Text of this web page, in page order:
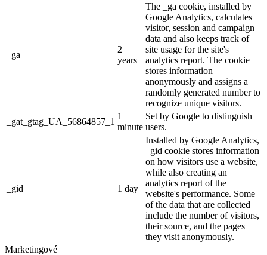
_ga
2
years
The _ga cookie, installed by
Google Analytics, calculates
visitor, session and campaign
data and also keeps track of
site usage for the site's
analytics report. The cookie
stores information
anonymously and assigns a
randomly generated number to
recognize unique visitors.
_gat_gtag_UA_56864857_1
1
minute
Set by Google to distinguish
users.
_gid 1 day
Installed by Google Analytics,
_gid cookie stores information
on how visitors use a website,
while also creating an
analytics report of the
website's performance. Some
of the data that are collected
include the number of visitors,
their source, and the pages
they visit anonymously.
Marketingové